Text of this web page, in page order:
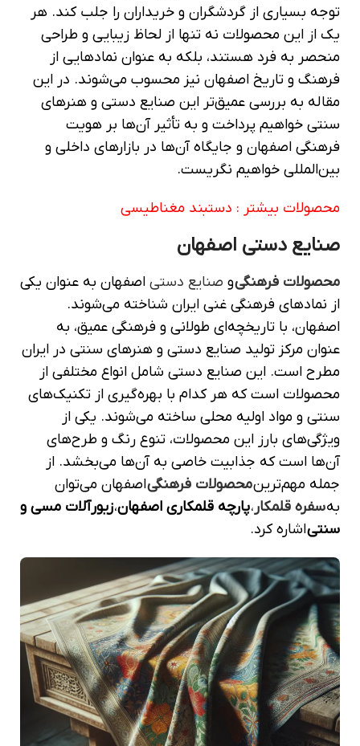
توجه بسیاری از گردشگران و خریداران را جلب کند. هر
یک از این محصولات نه تنها از لحاظ زیبایی و طراحی
منحصر به فرد هستند، بلکه به عنوان نمادهایی از
فرهنگ و تاریخ اصفهان نیز محسوب می‌شوند. در این
مقاله به بررسی عمیق‌تر این صنایع دستی و هنرهای
سنتی خواهیم پرداخت و به تأثیر آن‌ها بر هویت
فرهنگی اصفهان و جایگاه آن‌ها در بازارهای داخلی و
بین‌المللی خواهیم نگریست.
محصولات بیشتر : دستبند مغناطیسی
صنایع دستی اصفهان
محصولات فرهنگیو صنایع دستی اصفهان به عنوان یکی
از نمادهای فرهنگی غنی ایران شناخته می‌شوند.
اصفهان، با تاریخچه‌ای طولانی و فرهنگی عمیق، به
عنوان مرکز تولید صنایع دستی و هنرهای سنتی در ایران
مطرح است. این صنایع دستی شامل انواع مختلفی از
محصولات است که هر کدام با بهره‌گیری از تکنیک‌های
سنتی و مواد اولیه محلی ساخته می‌شوند. یکی از
ویژگی‌های بارز این محصولات، تنوع رنگ و طرح‌های
آن‌ها است که جذابیت خاصی به آن‌ها می‌بخشد. از
جمله مهم‌ترینمحصولات فرهنگیاصفهان می‌توان
بهسفره قلمکار ،پارچه قلمکاری اصفهان،زیورآلات مسی و
سنتیاشاره کرد.